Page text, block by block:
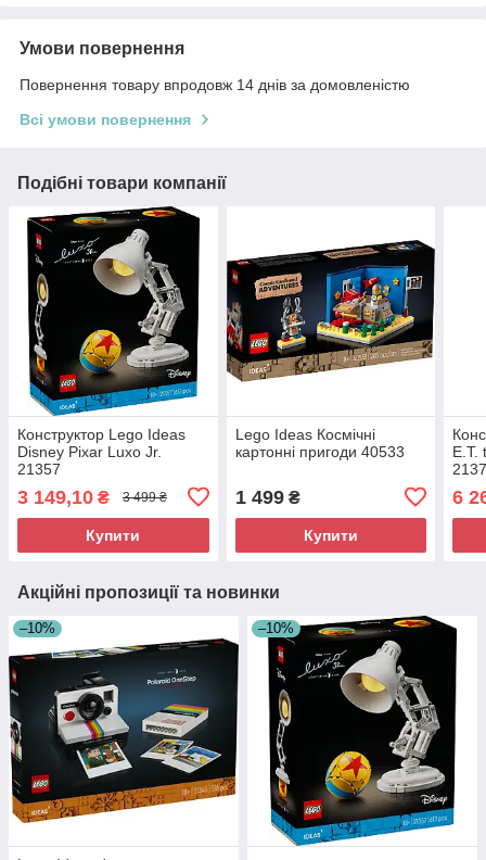
Умови повернення
Повернення товару впродовж 14 днів за домовленістю
Всі умови повернення
Подібні товари компанії
Конструктор Lego Ideas
Disney Pixar Luxo Jr.
21357
3 149,10 ₴ 3 499 ₴
Купити
Lego Ideas Космічні
картонні пригоди 40533
1 499₴
Купити
E.T.
6
Акційні пропозиції та новинки
–10% –10%